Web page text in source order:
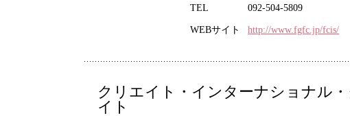
TEL 092-504-5809
WEBサイト http://www.fgfc.jp/fcis/
クリエイト・インターナショナル
イト